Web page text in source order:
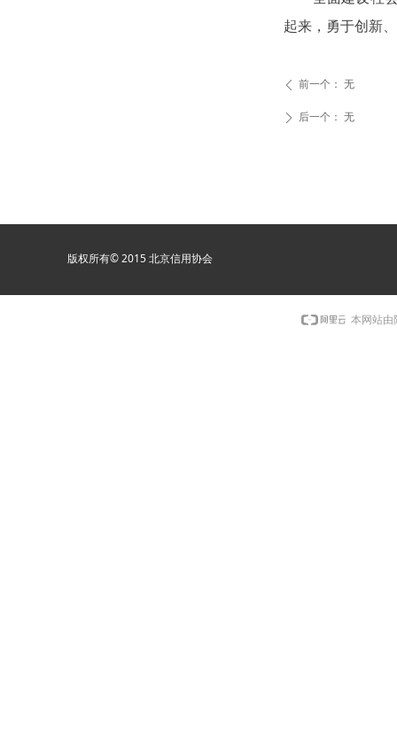
起来，勇于创新
ꄴ 前一个： 无
ꄲ 后一个： 无
版权所有© 2015 北京信用协会
本网站由